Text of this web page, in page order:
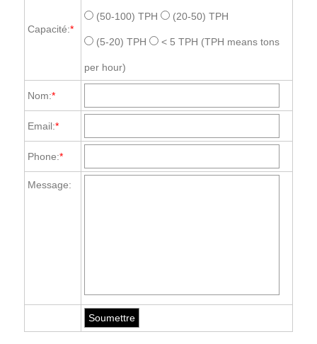
Capacité:*
(50-100) TPH (20-50) TPH
(5-20) TPH < 5 TPH (TPH means tons
per hour)
Nom:*
Email:*
Phone:*
Message: